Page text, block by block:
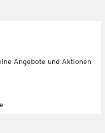
Angebote und Aktionen